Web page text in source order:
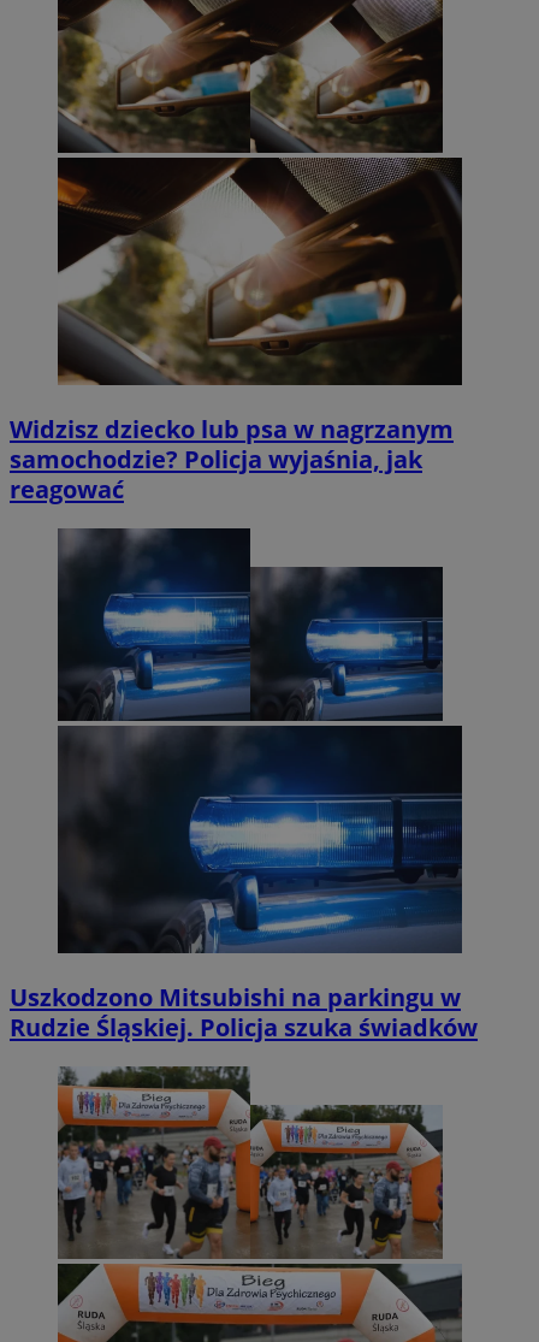
Widzisz dziecko lub psa w nagrzanym
samochodzie? Policja wyjaśnia, jak
reagować
Uszkodzono Mitsubishi na parkingu w
Rudzie Śląskiej. Policja szuka świadków